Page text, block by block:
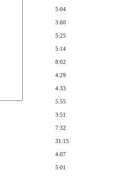
5:04
3:60
5:25
5:14
8:02
4:29
4:33
5:55
3:51
7:32
31:15
4:07
5:01